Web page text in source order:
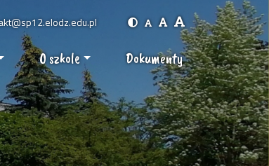
O szkole Dokumenty